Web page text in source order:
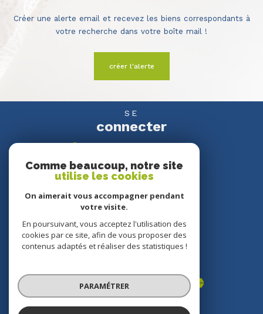
Créer une alerte email et recevez les biens correspondants à
votre recherche dans votre boîte mail !
créer l'alerte
SE
connecter
espace propriétaire
NOUS
NOUS
adhérons
Comme beaucoup, notre site
utilise les cookies
On aimerait vous accompagner pendant
votre visite.
En poursuivant, vous acceptez l'utilisation des
cookies par ce site, afin de vous proposer des
contenus adaptés et réaliser des statistiques !
PARAMÉTRER